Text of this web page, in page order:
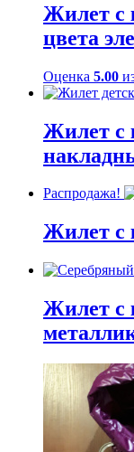
Жилет с
цвета
Оценка 5.00
Жилет с
Распродажа!
Жилет с
Жилет с